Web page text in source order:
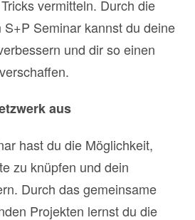
vermitteln. Durch die
Seminar kannst du deine
und dir so einen
aus
hast du die Möglichkeit,
zu knüpfen und dein
Durch das gemeinsame
Projekten lernst du die